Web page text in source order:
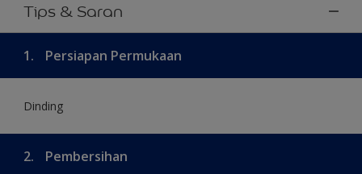
Tips & Saran
1. Persiapan Permukaan
Dinding
2. Pembersihan